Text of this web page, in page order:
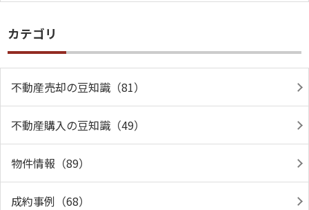
カテゴリ
不動産売却の豆知識（81）
不動産購入の豆知識（49）
物件情報（89）
成約事例（68）